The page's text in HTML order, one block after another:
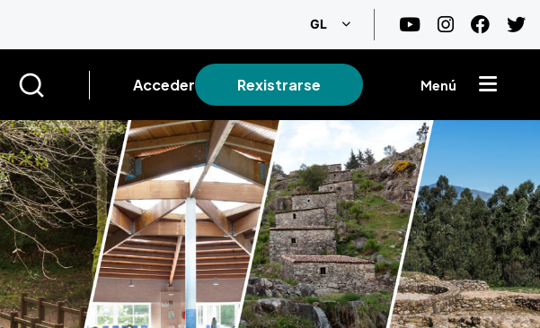
GL List additional actions
Acceder Rexistrarse Menú